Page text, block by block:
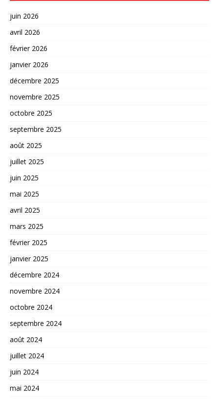
juin 2026
avril 2026
février 2026
janvier 2026
décembre 2025
novembre 2025
octobre 2025
septembre 2025
août 2025
juillet 2025
juin 2025
mai 2025
avril 2025
mars 2025
février 2025
janvier 2025
décembre 2024
novembre 2024
octobre 2024
septembre 2024
août 2024
juillet 2024
juin 2024
mai 2024